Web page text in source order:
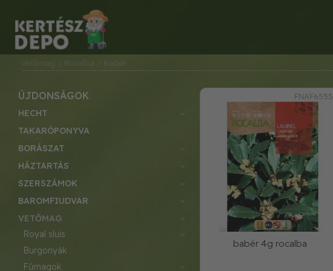
Vetőmag / Rocalba / Babér
FNAF6555
babér 4g rocalba
ÚJDONSÁGOK
HECHT
TAKARÓPONYVA
BORÁSZAT
HÁZTARTÁS
SZERSZÁMOK
BAROMFIUDVAR
VETŐMAG
royal sluis
burgonyák
fűmagok